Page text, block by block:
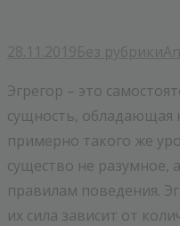
28.11.2019Без рубрики
Эгрегор – это
сущность, обладающая
примерно такого же
существо не
правилам поведения.
их сила зависит от